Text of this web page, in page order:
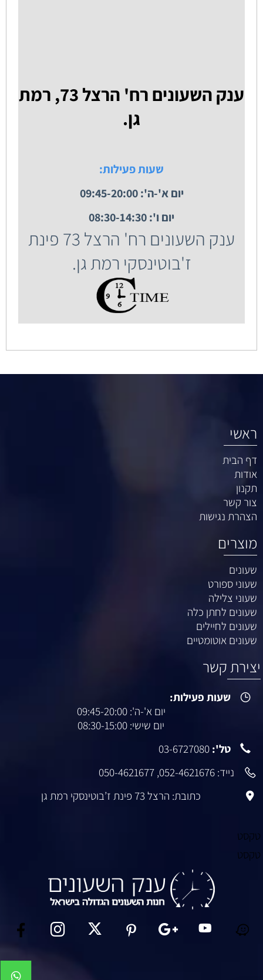
ענק השעונים רח' הרצל 73, רמת
גן.
שעות פעילות:
יום א'-ה': 09:45-20:00
יום ו': 08:30-14:30
ענק השעונים רח' הרצל 73 פינת
ז'בוטינסקי רמת גן.
ראשי
דף הבית
אודות
תקנון
צור קשר
הצהרת נגישות
מוצרים
שעונים
שעוני ספורט
שעוני צלילה
שעונים לחתן כלה
שעונים לחיילים
שעונים אוטומטיים
יצירת קשר
שעות פעילות:
יום א'-ה': 09:45-20:00
יום שישי: 08:30-15:00
טל': 03-6727080
נייד: 052-4621676
,
050-4621677
כתובת: הרצל 73 פינת ז’בוטינסקי רמת גן
טקסט
טקסט